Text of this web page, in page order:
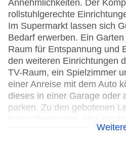
Annehmlichkeiten. Der
rollstuhlgerechte
Im Supermarkt lassen sich
Bedarf erwerben. Ein
Raum für Entspannung und
den weiteren Einrichtungen
TV-Raum, ein Spielzimmer
einer Anreise mit dem Auto
dieses in einer Garage oder
parken. Zu den gebotenen
Transferservice, ein